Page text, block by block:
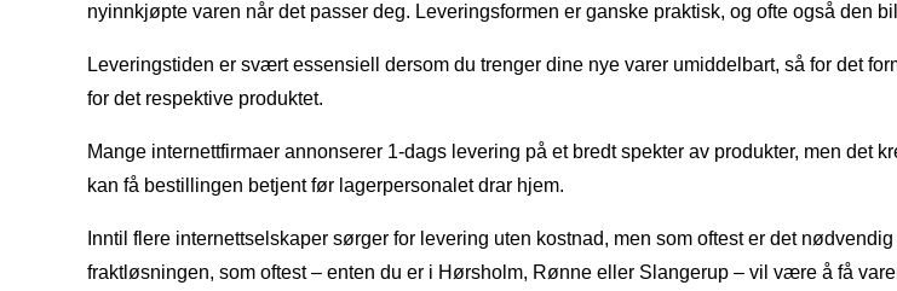
nyinnkjøpte varen når det passer deg. Leveringsformen er ganske praktisk, og ofte også den
Leveringstiden er svært essensiell dersom du trenger dine nye varer umiddelbart, så for det
for det respektive produktet.
Mange internettfirmaer annonserer 1-dags levering på et bredt spekter av produkter, men det
kan få bestillingen betjent før lagerpersonalet drar hjem.
Inntil flere internettselskaper sørger for levering uten kostnad, men som oftest er det
fraktløsningen, som oftest – enten du er i Hørsholm, Rønne eller Slangerup – vil være å få